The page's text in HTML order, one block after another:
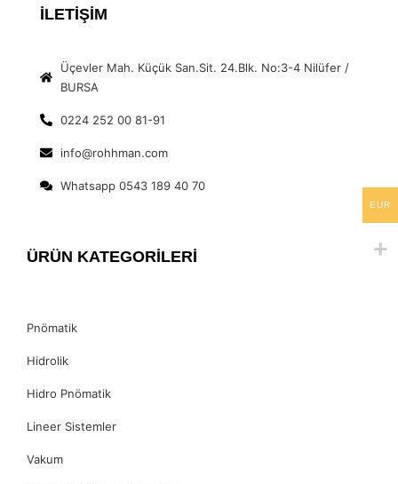
İLETİŞİM
Üçevler Mah. Küçük San.Sit. 24.Blk. No:3-4 Nilüfer /
BURSA
0224 252 00 81-91
info@rohhman.com
Whatsapp 0543 189 40 70
ÜRÜN KATEGORİLERİ
Pnömatik
Hidrolik
Hidro Pnömatik
Lineer Sistemler
Vakum
EUR